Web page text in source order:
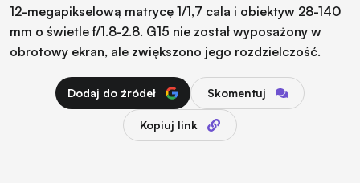
12-megapikselową matrycę 1/1,7 cala i obiektyw 28-140
mm o świetle f/1.8-2.8. G15 nie został wyposażony w
obrotowy ekran, ale zwiększono jego rozdzielczość.
Dodaj do źródeł Skomentuj
Kopiuj link